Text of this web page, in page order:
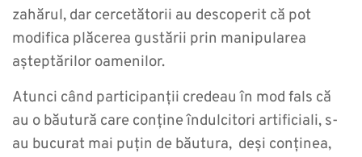
zahărul, dar cercetătorii au descoperit că pot
modifica plăcerea gustării prin manipularea
așteptărilor oamenilor.
Atunci când participanții credeau în mod fals că
au o băutură care conține îndulcitori artificiali, s-
au bucurat mai puțin de băutura, deși conținea,